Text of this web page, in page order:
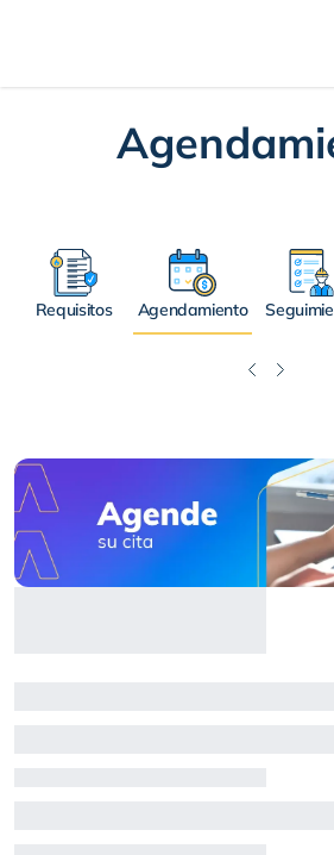
Requisitos Agendamiento